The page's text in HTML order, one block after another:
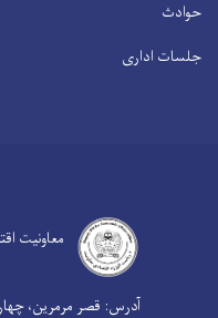
حوادث
جلسات اداری
معاونیت
آدرس: قصر مرمرین،